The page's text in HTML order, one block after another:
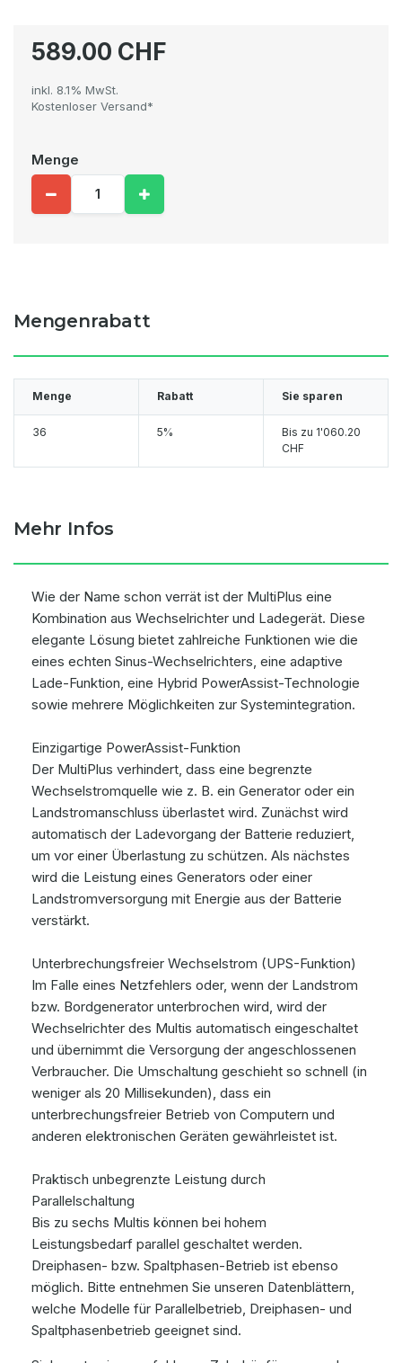
589.00 CHF
inkl. 8.1% MwSt.
Kostenloser Versand*
Menge
Mengenrabatt
Menge Rabatt Sie sparen
36 5% Bis zu 1'060.20
CHF
Mehr Infos
Wie der Name schon verrät ist der MultiPlus eine
Kombination aus Wechselrichter und Ladegerät. Diese
elegante Lösung bietet zahlreiche Funktionen wie die
eines echten Sinus-Wechselrichters, eine adaptive
Lade-Funktion, eine Hybrid PowerAssist-Technologie
sowie mehrere Möglichkeiten zur Systemintegration.
Einzigartige PowerAssist-Funktion
Der MultiPlus verhindert, dass eine begrenzte
Wechselstromquelle wie z. B. ein Generator oder ein
Landstromanschluss überlastet wird. Zunächst wird
automatisch der Ladevorgang der Batterie reduziert,
um vor einer Überlastung zu schützen. Als nächstes
wird die Leistung eines Generators oder einer
Landstromversorgung mit Energie aus der Batterie
verstärkt.
Unterbrechungsfreier Wechselstrom (UPS-Funktion)
Im Falle eines Netzfehlers oder, wenn der Landstrom
bzw. Bordgenerator unterbrochen wird, wird der
Wechselrichter des Multis automatisch eingeschaltet
und übernimmt die Versorgung der angeschlossenen
Verbraucher. Die Umschaltung geschieht so schnell (in
weniger als 20 Millisekunden), dass ein
unterbrechungsfreier Betrieb von Computern und
anderen elektronischen Geräten gewährleistet ist.
Praktisch unbegrenzte Leistung durch
Parallelschaltung
Bis zu sechs Multis können bei hohem
Leistungsbedarf parallel geschaltet werden.
Dreiphasen- bzw. Spaltphasen-Betrieb ist ebenso
möglich. Bitte entnehmen Sie unseren Datenblättern,
welche Modelle für Parallelbetrieb, Dreiphasen- und
Spaltphasenbetrieb geeignet sind.